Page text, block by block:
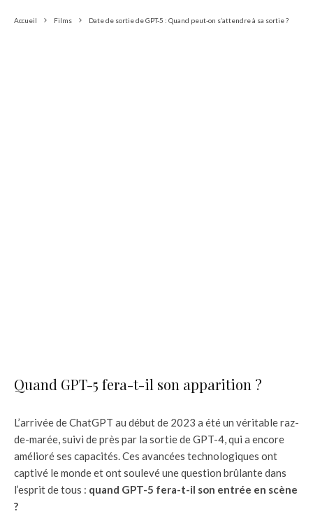
Accueil Films Date de sortie de GPT-5 : Quand peut-on s’attendre à sa sortie ?
Quand GPT-5 fera-t-il son apparition ?
L’arrivée de ChatGPT au début de 2023 a été un véritable raz-
de-marée, suivi de près par la sortie de GPT-4, qui a encore
amélioré ses capacités. Ces avancées technologiques ont
captivé le monde et ont soulevé une question brûlante dans
l’esprit de tous : quand GPT-5 fera-t-il son entrée en scène
?